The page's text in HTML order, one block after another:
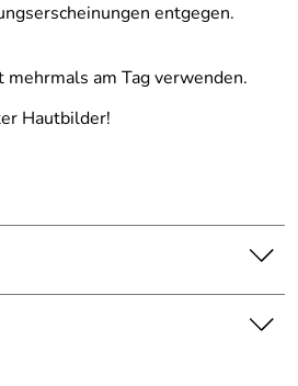
entgegen.
am Tag verwenden.
Hautbilder!